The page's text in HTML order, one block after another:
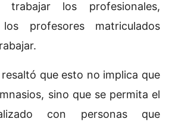
los profesionales,
profesores matriculados
que esto no implica que
sino que se permita el
con personas que